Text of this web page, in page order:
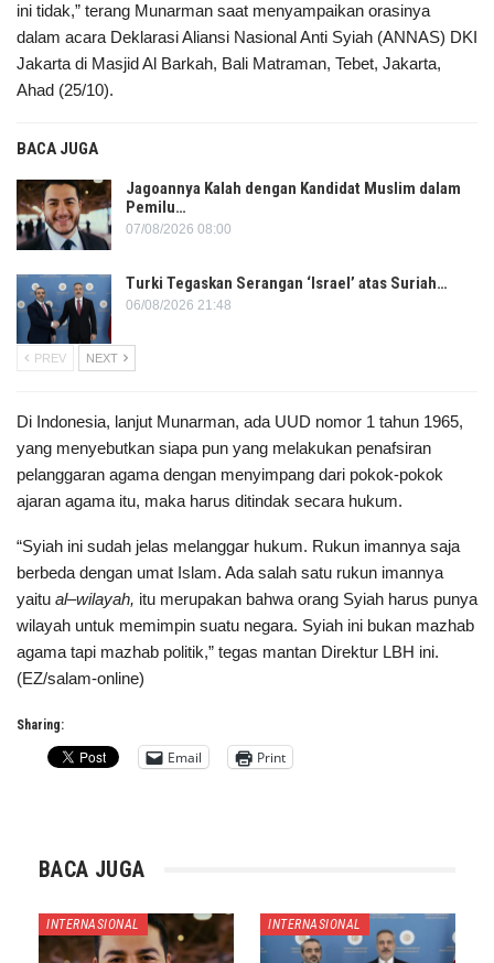
ini tidak,” terang Munarman saat menyampaikan orasinya
dalam acara Deklarasi Aliansi Nasional Anti Syiah (ANNAS) DKI
Jakarta di Masjid Al Barkah, Bali Matraman, Tebet, Jakarta,
Ahad (25/10).
BACA JUGA
Jagoannya Kalah dengan Kandidat Muslim dalam
Pemilu…
07/08/2026 08:00
Turki Tegaskan Serangan ‘Israel’ atas Suriah…
06/08/2026 21:48
PREV NEXT
Di Indonesia, lanjut Munarman, ada UUD nomor 1 tahun 1965,
yang menyebutkan siapa pun yang melakukan penafsiran
pelanggaran agama dengan menyimpang dari pokok-pokok
ajaran agama itu, maka harus ditindak secara hukum.
“Syiah ini sudah jelas melanggar hukum. Rukun imannya saja
berbeda dengan umat Islam. Ada salah satu rukun imannya
yaitu al–wilayah, itu merupakan bahwa orang Syiah harus punya
wilayah untuk memimpin suatu negara. Syiah ini bukan mazhab
agama tapi mazhab politik,” tegas mantan Direktur LBH ini.
(EZ/salam-online)
Sharing:
Email Print
BACA JUGA
INTERNASIONAL INTERNASIONAL